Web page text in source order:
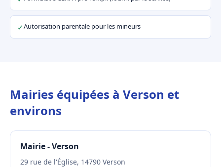
✓Autorisation parentale pour les mineurs
Mairies équipées à Verson et
environs
Mairie - Verson
29 rue de l'Église, 14790 Verson